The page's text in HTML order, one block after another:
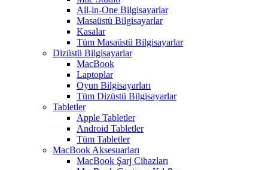
All-in-One Bilgisayarlar
Masaüstü Bilgisayarlar
Kasalar
Tüm Masaüstü Bilgisayarlar
Dizüstü Bilgisayarlar
MacBook
Laptoplar
Oyun Bilgisayarları
Tüm Dizüstü Bilgisayarlar
Tabletler
Apple Tabletler
Android Tabletler
Tüm Tabletler
MacBook Aksesuarları
MacBook Şarj Cihazları